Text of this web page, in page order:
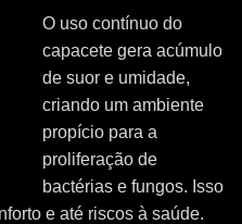
O uso contínuo do
capacete gera acúmulo
de suor e umidade,
criando um ambiente
propício para a
proliferação de
bactérias e fungos. Isso
e até riscos à saúde.